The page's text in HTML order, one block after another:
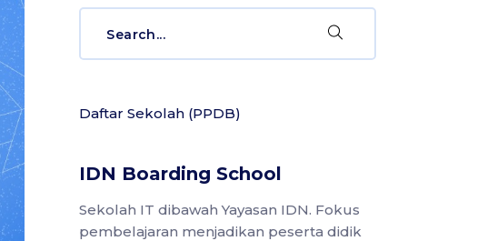
Daftar Sekolah (PPDB)
IDN Boarding School
Sekolah IT dibawah Yayasan IDN. Fokus
pembelajaran menjadikan peserta didik